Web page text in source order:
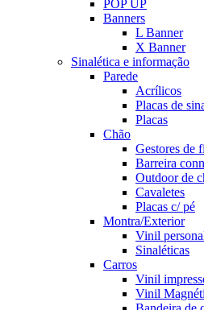
POP UP
Banners
L Banner
X Banner
Sinalética e informação
Parede
Acrílicos
Placas de
Placas
Chão
Gestores de
Barreira
Outdoor de
Cavaletes
Placas c/ pé
Montra/Exterior
Vinil
Sinaléticas
Carros
Vinil
Vinil